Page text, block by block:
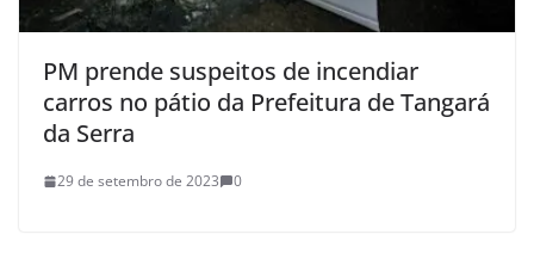
PM prende suspeitos de incendiar
carros no pátio da Prefeitura de Tangará
da Serra
29 de setembro de 2023 0